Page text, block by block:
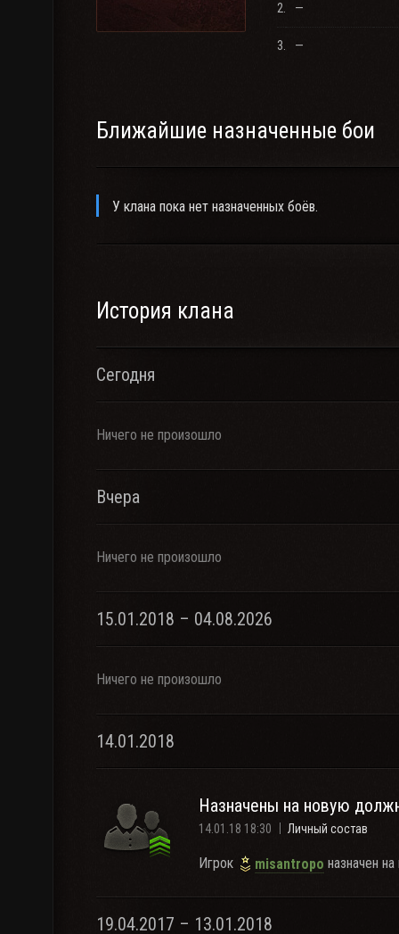
2. —
3. —
Ближайшие назначенные бои
У клана пока нет назначенных боёв.
История клана
Сегодня
Ничего не произошло
Вчера
Ничего не произошло
15.01.2018 – 04.08.2026
Ничего не произошло
14.01.2018
Назначены на новую
14.01.18 18:30 Личный состав
Игрок misantropo назначен
19.04.2017 – 13.01.2018